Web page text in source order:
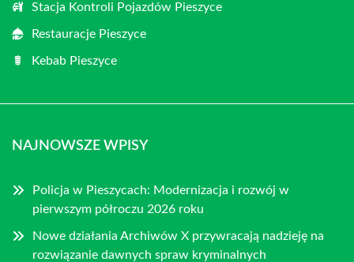
Stacja Kontroli Pojazdów Pieszyce
Restauracje Pieszyce
Kebab Pieszyce
NAJNOWSZE WPISY
Policja w Pieszycach: Modernizacja i rozwój w
pierwszym półroczu 2026 roku
Nowe działania Archiwów X przywracają nadzieję na
rozwiązanie dawnych spraw kryminalnych